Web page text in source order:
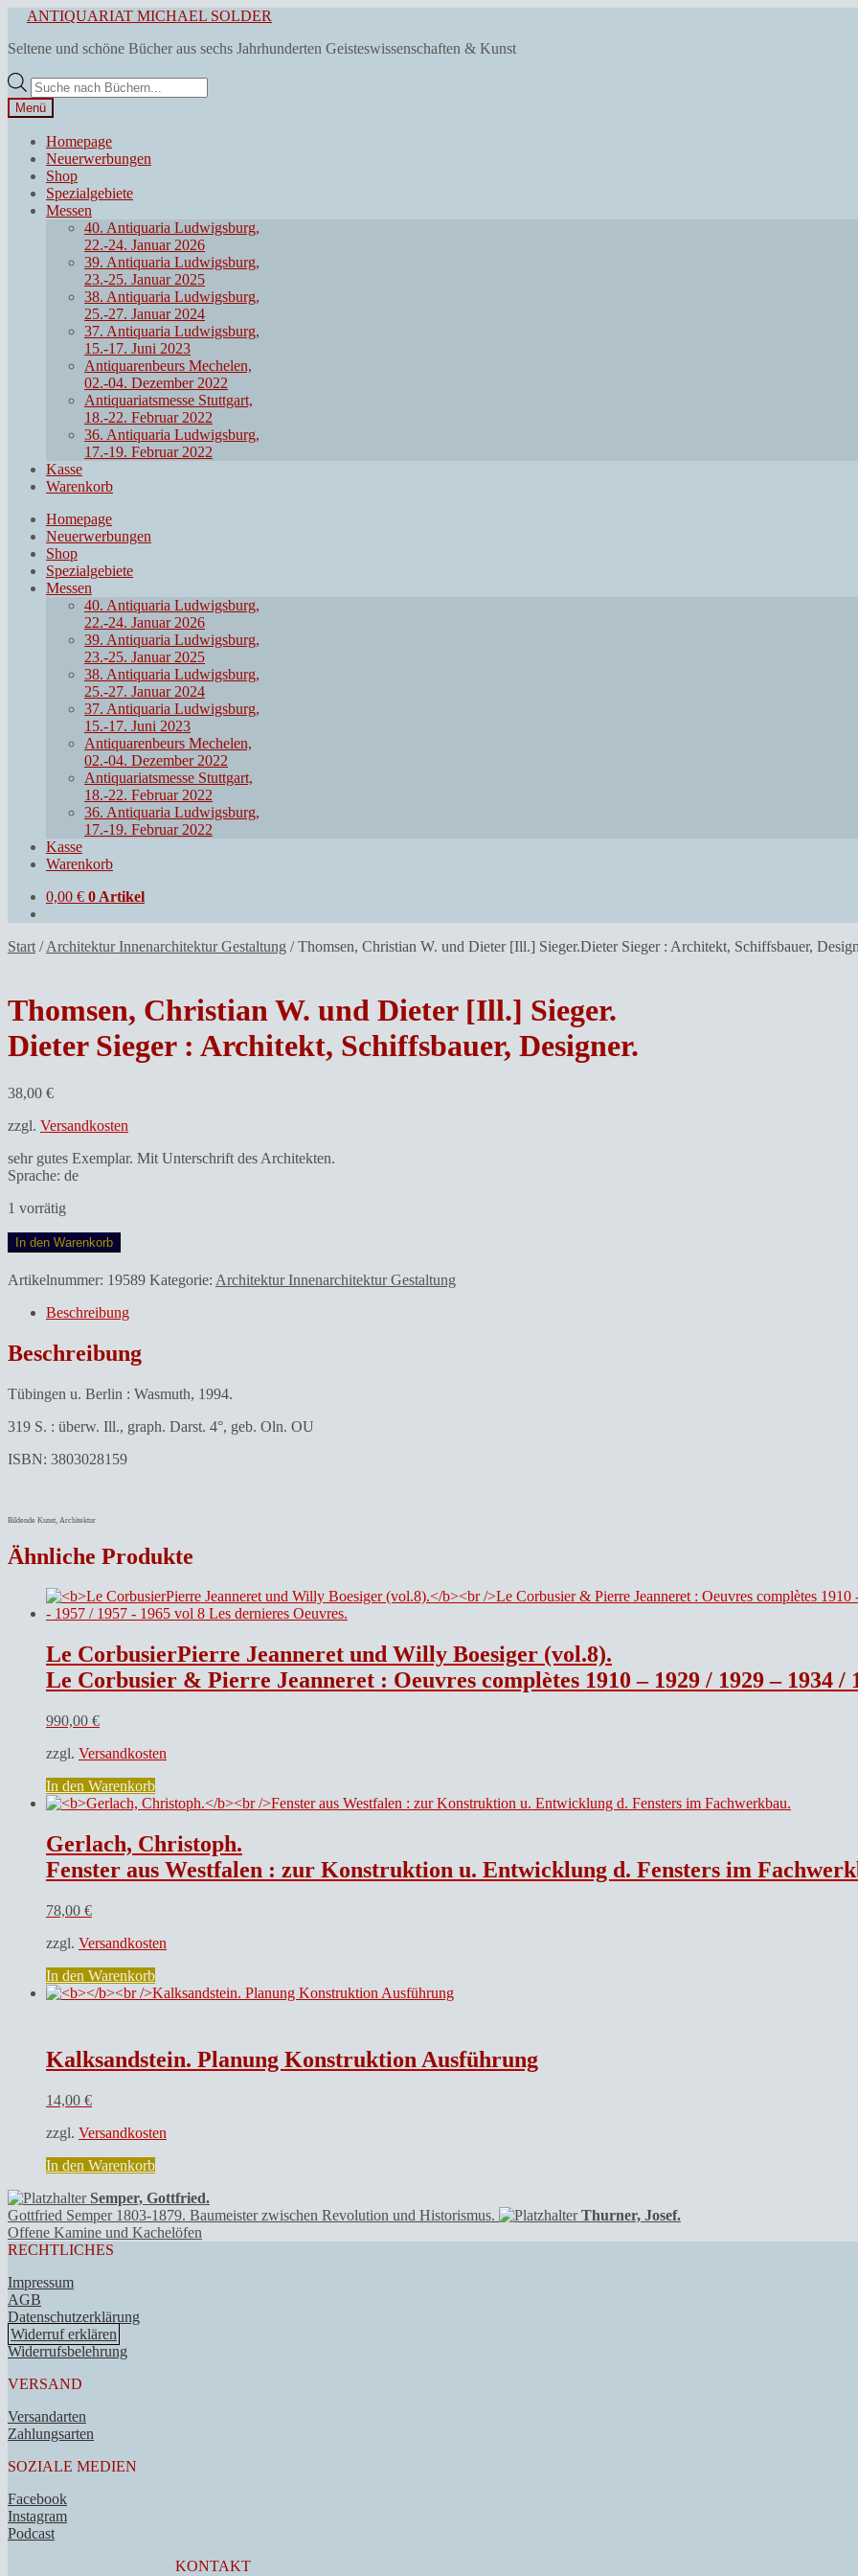
springen
Zum
springen
ANTIQUARIAT MICHAEL SOLDER
Seltene und schöne Bücher aus sechs Jahrhunderten Geisteswissenschaften & Kunst
Products
search
Menü
Homepage
Neuerwerbungen
Shop
Spezialgebiete
Messen
40. Antiquaria Ludwigsburg,
22.-24. Januar 2026
39. Antiquaria Ludwigsburg,
23.-25. Januar 2025
38. Antiquaria Ludwigsburg,
25.-27. Januar 2024
37. Antiquaria Ludwigsburg,
15.-17. Juni 2023
Antiquarenbeurs Mechelen,
02.-04. Dezember 2022
Antiquariatsmesse Stuttgart,
18.-22. Februar 2022
36. Antiquaria Ludwigsburg,
17.-19. Februar 2022
Kasse
Warenkorb
Homepage
Neuerwerbungen
Shop
Spezialgebiete
Messen
40. Antiquaria Ludwigsburg,
22.-24. Januar 2026
39. Antiquaria Ludwigsburg,
23.-25. Januar 2025
38. Antiquaria Ludwigsburg,
25.-27. Januar 2024
37. Antiquaria Ludwigsburg,
15.-17. Juni 2023
Antiquarenbeurs Mechelen,
02.-04. Dezember 2022
Antiquariatsmesse Stuttgart,
18.-22. Februar 2022
36. Antiquaria Ludwigsburg,
17.-19. Februar 2022
Kasse
Warenkorb
0,00 € 0 Artikel
Start /Architektur Innenarchitektur Gestaltung /Thomsen, Christian W. und Dieter [Ill.] Sieger.Dieter Sieger : Architekt, Schiffsbauer,
Thomsen, Christian W. und Dieter [Ill.] Sieger.
Dieter Sieger : Architekt, Schiffsbauer, Designer.
38,00 €
zzgl. Versandkosten
sehr gutes Exemplar. Mit Unterschrift des Architekten.
Sprache: de
1 vorrätig
Thomsen,
Christian
W.
Dieter
Sieger.Dieter
Sieger
Architekt,
Designer.
In den Warenkorb
Artikelnummer: 19589 Kategorie: Architektur Innenarchitektur Gestaltung
Beschreibung
Beschreibung
Tübingen u. Berlin : Wasmuth, 1994.
319 S. : überw. Ill., graph. Darst. 4°, geb. Oln. OU
ISBN: 3803028159
Bildende Kunst, Architektur
Ähnliche Produkte
Le CorbusierPierre Jeanneret und Willy Boesiger (vol.8).
Le Corbusier & Pierre Jeanneret : Oeuvres complètes 1910 – 1929 / 1929 – 1934 / 1934 – 1938 / 1938 – 1946 / 1946 –
990,00 €
zzgl. Versandkosten
In den Warenkorb
Gerlach, Christoph.
Fenster aus Westfalen : zur Konstruktion u. Entwicklung d. Fensters im
78,00 €
zzgl. Versandkosten
In den Warenkorb
Kalksandstein. Planung Konstruktion Ausführung
14,00 €
zzgl. Versandkosten
In den Warenkorb
Semper, Gottfried.
Gottfried Semper 1803-1879. Baumeister zwischen Revolution und Historismus.
Thurner, Josef.
Offene Kamine und Kachelöfen
RECHTLICHES
Impressum
AGB
Datenschutzerklärung
Widerruf erklären
Widerrufsbelehrung
VERSAND
Versandarten
Zahlungsarten
SOZIALE MEDIEN
Facebook
Instagram
Podcast
KONTAKT